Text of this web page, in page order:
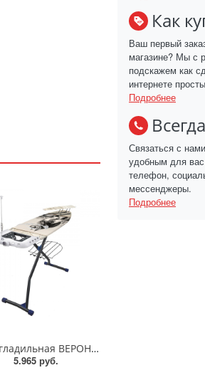
Доска гладильная ВЕРОНА 1 тефлон/ДВ1Т/Ника
5.965 руб.
Как
Ваш первый
магазине? Мы с
подскажем как
интернете
Подробнее
Связаться с
удобным для
телефон,
мессенджеры.
Подробнее